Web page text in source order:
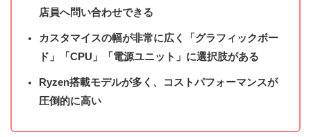
店員へ問い合わせできる
カスタマイスの幅が非常に広く「グラフィックボー
ド」「CPU」「電源ユニット」に選択肢がある
Ryzen搭載モデルが多く、コストパフォーマンスが
圧倒的に高い